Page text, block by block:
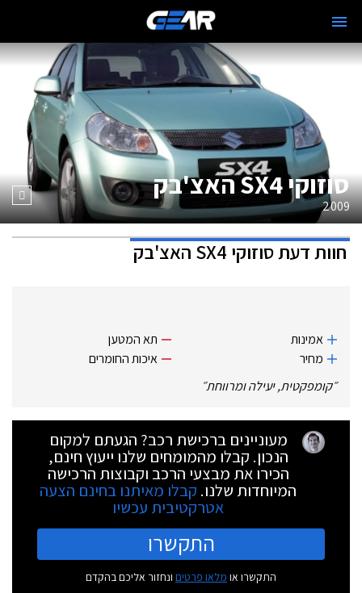
סוזוקי SX4 האצ'בק
2009
חוות דעתסוזוקי SX4 האצ'בק
אמינות
מחיר
תא המטען
איכות החומרים
״קומפקטית, יעילה ומרווחת״
מעוניינים ברכישת רכב? הגעתם למקום
הנכון. קבלו מהמומחים שלנו ייעוץ חינם,
הכירו את מבצעי הרכב וקבוצות הרכישה
המיוחדות שלנו. קבלו מאיתנו בחינם הצעה
אטרקטיבית עכשיו
התקשרו
התקשרו או מלאו פרטים ונחזור אליכם בהקדם